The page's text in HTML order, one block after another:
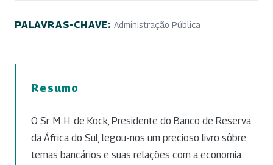
PALAVRAS-CHAVE: Administração Pública
Resumo
O Sr. M. H. de Kock, Presidente do Banco de Reserva
da África do Sul, legou-nos um precioso livro sôbre
temas bancários e suas relações com a economia